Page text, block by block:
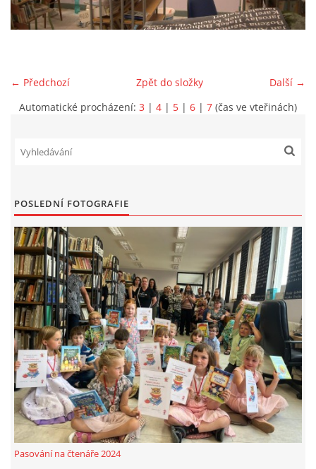
VIDEA Z DRONU
"KNIHOBUDKY"
ČASOSBĚRY - CHRÁŠŤANY
PROJEKT FLYNN "KNIHOVNA" CARSEN
E-KNIHY DO KAŽDÉ KNIHOVNY
GRANTY A DOTACE
MOBILNÍ APLIKACE
FREE WIFI
VÝZNAČNÍ RODÁCI
FOTOALBUM
← Předchozí Další →
Zpět do složky
Automatické procházení: 3 | 4 | 5 | 6 | 7 (čas ve vteřinách)
POSLEDNÍ FOTOGRAFIE
Pasování na čtenáře 2024